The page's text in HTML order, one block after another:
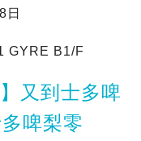
日
GYRE B1/F
又到士多啤
啤梨零